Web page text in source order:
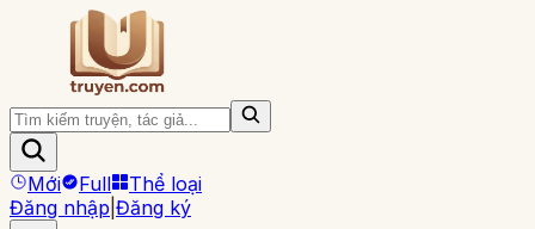
Mới Full
Thể loại
Đăng nhập Đăng ký